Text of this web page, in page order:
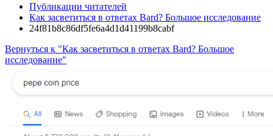
Публикации читателей
Как засветиться в ответах Bard? Большое исследование
24f81b8c86df5fe6a4d1d41199b8cabf
Вернуться к "Как засветиться в ответах Bard? Большое
исследование"